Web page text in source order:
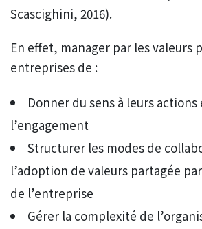
Scascighini, 2016).
En effet, manager par les valeurs
entreprises de :
Donner du sens à leurs
l’engagement
Structurer les modes de
l’adoption de valeurs partagée
de l’entreprise
Gérer la complexité de